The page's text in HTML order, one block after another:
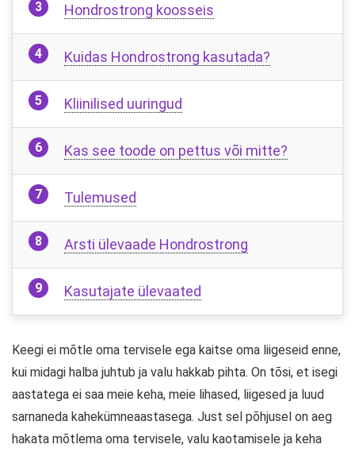
Hondrostrong koosseis
Kuidas Hondrostrong kasutada?
Kliinilised uuringud
Kas see toode on pettus või mitte?
Tulemused
Arsti ülevaade Hondrostrong
Kasutajate ülevaated
Keegi ei mõtle oma tervisele ega kaitse oma liigeseid enne,
kui midagi halba juhtub ja valu hakkab pihta. On tõsi, et isegi
aastatega ei saa meie keha, meie lihased, liigesed ja luud
sarnaneda kahekümneaastasega. Just sel põhjusel on aeg
hakata mõtlema oma tervisele, valu kaotamisele ja keha